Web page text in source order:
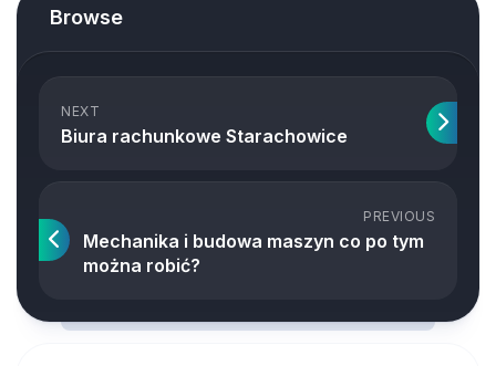
Browse
NEXT
Biura rachunkowe Starachowice
PREVIOUS
Mechanika i budowa maszyn co po tym
można robić?